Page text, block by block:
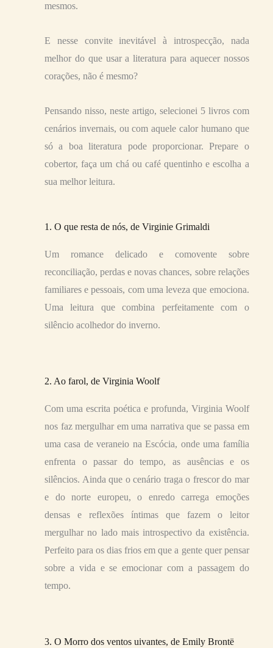
mesmos.
E nesse convite inevitável à introspecção, nada
melhor do que usar a literatura para aquecer nossos
corações, não é mesmo?
Pensando nisso, neste artigo, selecionei 5 livros com
cenários invernais, ou com aquele calor humano que
só a boa literatura pode proporcionar. Prepare o
cobertor, faça um chá ou café quentinho e escolha a
sua melhor leitura.
1. O que resta de nós, de Virginie Grimaldi
Um romance delicado e comovente sobre
reconciliação, perdas e novas chances, sobre relações
familiares e pessoais, com uma leveza que emociona.
Uma leitura que combina perfeitamente com o
silêncio acolhedor do inverno.
2. Ao farol, de Virginia Woolf
Com uma escrita poética e profunda, Virginia Woolf
nos faz mergulhar em uma narrativa que se passa em
uma casa de veraneio na Escócia, onde uma família
enfrenta o passar do tempo, as ausências e os
silêncios. Ainda que o cenário traga o frescor do mar
e do norte europeu, o enredo carrega emoções
densas e reflexões íntimas que fazem o leitor
mergulhar no lado mais introspectivo da existência.
Perfeito para os dias frios em que a gente quer pensar
sobre a vida e se emocionar com a passagem do
tempo.
3. O Morro dos ventos uivantes, de Emily Brontë